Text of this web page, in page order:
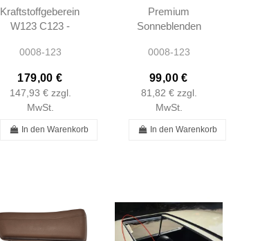
Kraftstoffgebereinheit
W123 C123 -
123542040464
0008-123
179,00 €
147,93 € zzgl.
MwSt.
In den Warenkorb
Premium
Sonneblenden
1238103710 -
0008-123
99,00 €
81,82 € zzgl.
MwSt.
In den Warenkorb